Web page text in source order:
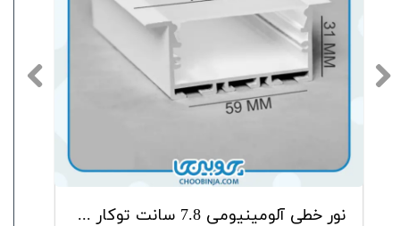
نور خطی آلومینیومی 7.8 سانت توکار EH-19